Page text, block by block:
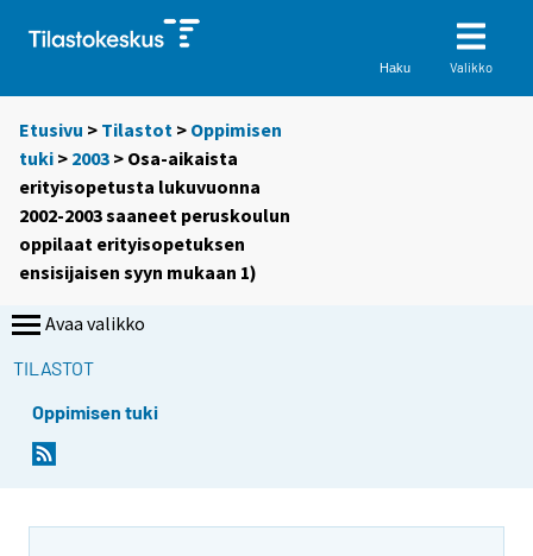
Haku Valikko
Etusivu > Tilastot > Oppimisen
tuki > 2003 > Osa-aikaista
erityisopetusta lukuvuonna
2002-2003 saaneet peruskoulun
oppilaat erityisopetuksen
ensisijaisen syyn mukaan 1)
Avaa valikko
TILASTOT
Oppimisen tuki